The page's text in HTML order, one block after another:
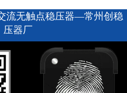
流无触点稳压器—常州创稳
压器厂